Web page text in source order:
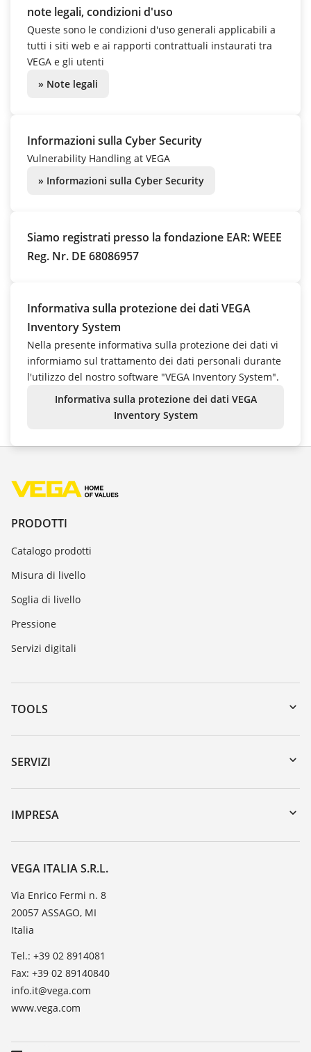
note legali, condizioni d'uso
Queste sono le condizioni d'uso generali applicabili a
tutti i siti web e ai rapporti contrattuali instaurati tra
VEGA e gli utenti
» Note legali
Informazioni sulla Cyber Security
Vulnerability Handling at VEGA
» Informazioni sulla Cyber Security
Siamo registrati presso la fondazione EAR: WEEE
Reg. Nr. DE 68086957
Informativa sulla protezione dei dati VEGA
Inventory System
Nella presente informativa sulla protezione dei dati vi
informiamo sul trattamento dei dati personali durante
l'utilizzo del nostro software "VEGA Inventory System".
Informativa sulla protezione dei dati VEGA
Inventory System
PRODOTTI
Catalogo prodotti
Misura di livello
Soglia di livello
Pressione
Servizi digitali
TOOLS
Downloads
Ricerca numero di serie
DTM Collection/PACTware
SERVIZI
Reso apparecchio
Seminari
Lista resistenza
TeamViewer
IMPRESA
VEGA, l'azienda
Contatto
Novità
Stampa
VEGA ITALIA S.R.L.
Via Enrico Fermi n. 8
20057 ASSAGO, MI
Italia
Tel.: +39 02 8914081
Fax: +39 02 89140840
info.it@vega.com
www.vega.com